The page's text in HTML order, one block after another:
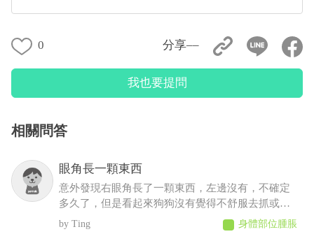
0 分享––
我也要提問
相關問答
眼角長一顆東西
意外發現右眼角長了一顆東西，左邊沒有，不確定
多久了，但是看起來狗狗沒有覺得不舒服去抓或流
眼淚等等之類的，想請問這是什麼？會不會影響眼
Ting 身體部位腫脹